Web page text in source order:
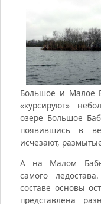
Большое и Малое
«курсируют»
озере Большое
появившись в
исчезают,
А на Малом
самого
составе основы
представлена